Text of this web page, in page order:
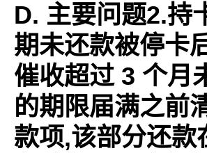
D. 主要问题2.持
期未还款被停卡
催收超过 3 个月
的期限届满之前
款项,该部分还款